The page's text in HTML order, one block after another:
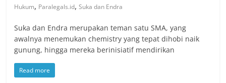
Hukum, Paralegals.id,Suka dan Endra
Suka dan Endra merupakan teman satu SMA, yang
awalnya menemukan chemistry yang tepat dihobi naik
gunung, hingga mereka berinisiatif mendirikan
Read more